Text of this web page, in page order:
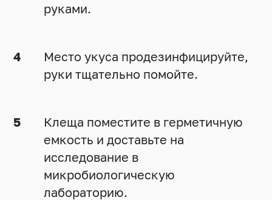
руками.
Место укуса продезинфицируйте,
руки тщательно помойте.
Клеща поместите в герметичную
емкость и доставьте на
исследование в
микробиологическую
лабораторию.